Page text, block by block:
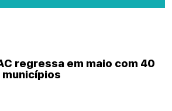
regressa em maio com 40